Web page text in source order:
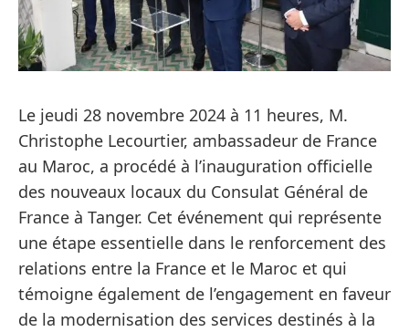
Le jeudi 28 novembre 2024 à 11 heures, M.
Christophe Lecourtier, ambassadeur de France
au Maroc, a procédé à l’inauguration officielle
des nouveaux locaux du Consulat Général de
France à Tanger. Cet événement qui représente
une étape essentielle dans le renforcement des
relations entre la France et le Maroc et qui
témoigne également de l’engagement en faveur
de la modernisation des services destinés à la